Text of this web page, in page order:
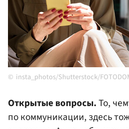
insta_photos/Shutterstock/
Открытые вопросы.То,
по коммуникации, здесь